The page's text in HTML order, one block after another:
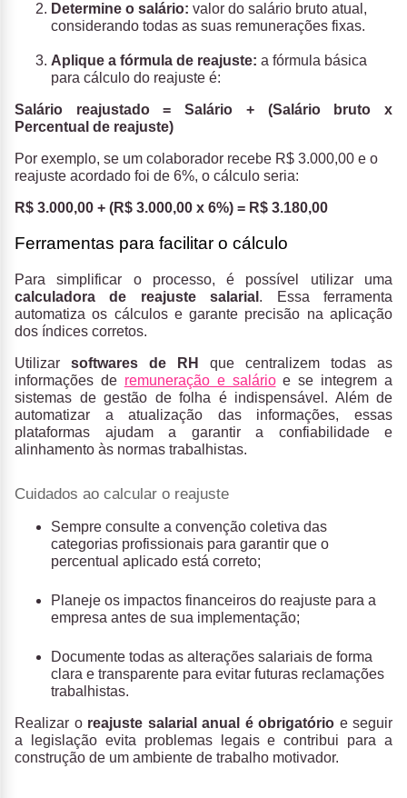
Determine o salário: valor do salário bruto atual,
considerando todas as suas remunerações fixas.
Aplique a fórmula de reajuste: a fórmula básica
para cálculo do reajuste é:
Salário reajustado = Salário + (Salário bruto x
Percentual de reajuste)
Por exemplo, se um colaborador recebe R$ 3.000,00 e o
reajuste acordado foi de 6%, o cálculo seria:
R$ 3.000,00 + (R$ 3.000,00 x 6%) = R$ 3.180,00
Ferramentas para facilitar o cálculo
Para simplificar o processo, é possível utilizar uma
calculadora de reajuste salarial . Essa ferramenta
automatiza os cálculos e garante precisão na aplicação
dos índices corretos.
Utilizar softwares de RH
que centralizem todas as
informações de remuneração e salárioe se integrem a
sistemas de gestão de folha é indispensável. Além de
automatizar a atualização das informações, essas
plataformas ajudam a garantir a confiabilidade e
alinhamento às normas trabalhistas.
Cuidados ao calcular o reajuste
Sempre consulte a convenção coletiva das
categorias profissionais para garantir que o
percentual aplicado está correto;
Planeje os impactos financeiros do reajuste para a
empresa antes de sua implementação;
Documente todas as alterações salariais de forma
clara e transparente para evitar futuras reclamações
trabalhistas.
Realizar oreajuste salarial anual é obrigatório e seguir
a legislação evita problemas legais e contribui para a
construção de um ambiente de trabalho motivador.